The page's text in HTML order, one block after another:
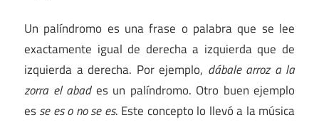
Un palíndromo es una frase o palabra que se lee
exactamente igual de derecha a izquierda que de
izquierda a derecha. Por ejemplo, dábale arroz a la
zorra el abades un palíndromo. Otro buen ejemplo
esse es o no se es. Este concepto lo llevó a la música